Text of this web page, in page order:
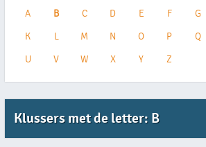
A B C D E F G
K L M N O P Q
U V W X Y Z
Klussers met de letter: B